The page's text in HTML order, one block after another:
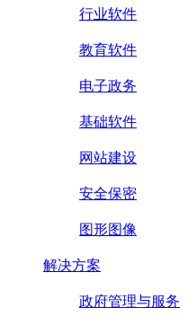
行业软件
教育软件
电子政务
基础软件
网站建设
安全保密
图形图像
解决方案
政府管理与服务